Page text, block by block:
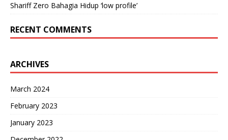
Shariff Zero Bahagia Hidup ‘low profile’
RECENT COMMENTS
ARCHIVES
March 2024
February 2023
January 2023